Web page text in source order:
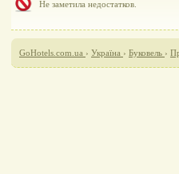
Не заметила недостатков.
GoHotels.com.ua › Україна › Буковель ›